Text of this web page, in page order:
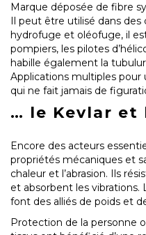
Marque déposée de fibre
Il peut être utilisé dans des
hydrofuge et oléofuge, il
pompiers, les pilotes
habille également la
Applications multiples
qui ne fait jamais de
… le Kevlar et
Encore des acteurs
propriétés mécaniques et
chaleur et l’abrasion. Ils
et absorbent les vibrations.
font des alliés de poids et
Protection de la personne